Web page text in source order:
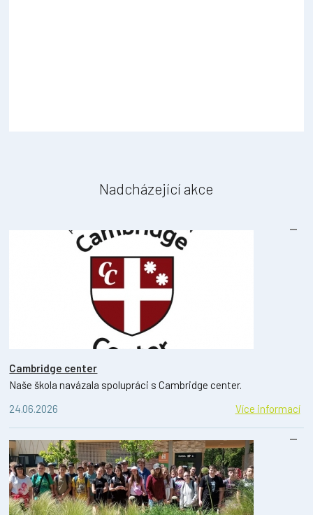
Nadcházející akce
Cambridge center
Naše škola navázala spolupráci s Cambridge center.
24.06.2026
Více informací